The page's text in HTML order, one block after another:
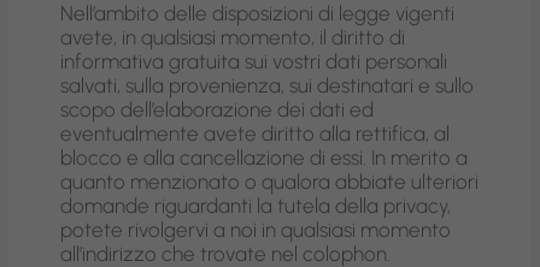
Nell’ambito delle disposizioni di legge vigenti
avete, in qualsiasi momento, il diritto di
informativa gratuita sui vostri dati personali
salvati, sulla provenienza, sui destinatari e sullo
scopo dell’elaborazione dei dati ed
eventualmente avete diritto alla rettifica, al
blocco e alla cancellazione di essi. In merito a
quanto menzionato o qualora abbiate ulteriori
domande riguardanti la tutela della privacy,
potete rivolgervi a noi in qualsiasi momento
all’indirizzo che trovate nel colophon.